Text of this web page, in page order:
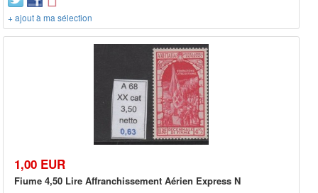
+ ajout à ma sélection
1,00 EUR
Fiume 4,50 Lire Affranchissement Aérien Express N